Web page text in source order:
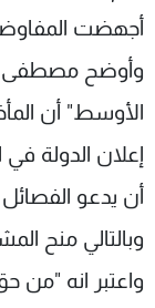
أجهضت
وأوضح مصطفى
الأوسط" أن
إعلان الدولة في
أن يدعو الفصائل
وبالتالي منح
واعتبر انه "من